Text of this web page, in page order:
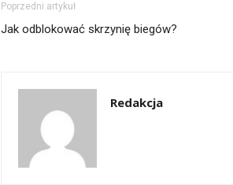
Poprzedni artykuł
Jak odblokować skrzynię biegów?
Redakcja